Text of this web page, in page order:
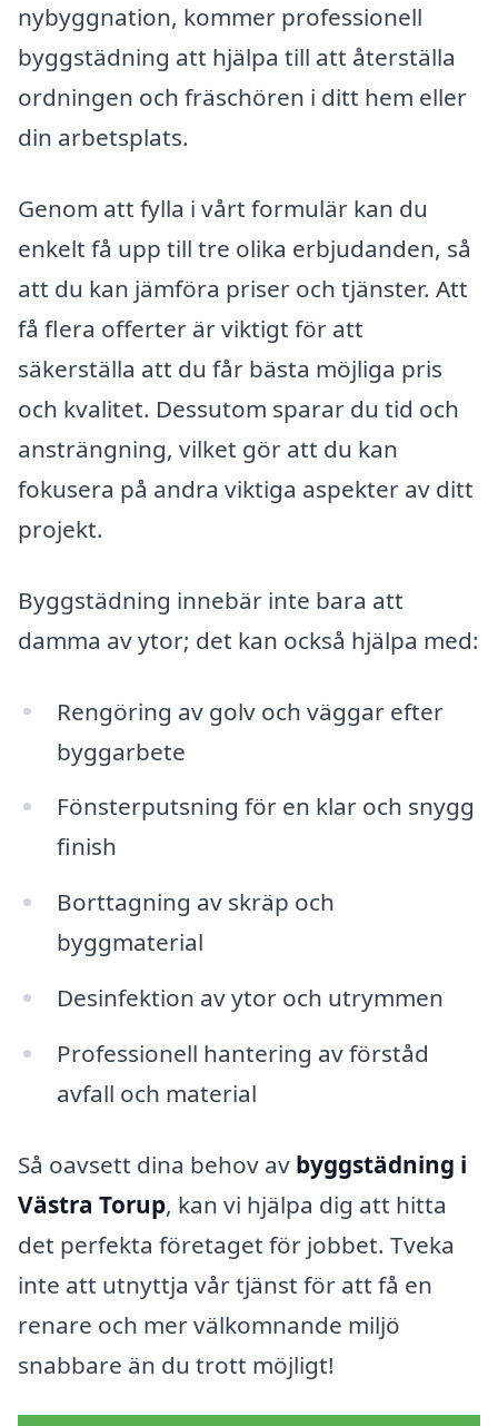
nybyggnation, kommer professionell
byggstädning att hjälpa till att återställa
ordningen och fräschören i ditt hem eller
din arbetsplats.
Genom att fylla i vårt formulär kan du
enkelt få upp till tre olika erbjudanden, så
att du kan jämföra priser och tjänster. Att
få flera offerter är viktigt för att
säkerställa att du får bästa möjliga pris
och kvalitet. Dessutom sparar du tid och
ansträngning, vilket gör att du kan
fokusera på andra viktiga aspekter av ditt
projekt.
Byggstädning innebär inte bara att
damma av ytor; det kan också hjälpa med:
Rengöring av golv och väggar efter
byggarbete
Fönsterputsning för en klar och snygg
finish
Borttagning av skräp och
byggmaterial
Desinfektion av ytor och utrymmen
Professionell hantering av förståd
avfall och material
Så oavsett dina behov av byggstädning i
Västra Torup, kan vi hjälpa dig att hitta
det perfekta företaget för jobbet. Tveka
inte att utnyttja vår tjänst för att få en
renare och mer välkomnande miljö
snabbare än du trott möjligt!